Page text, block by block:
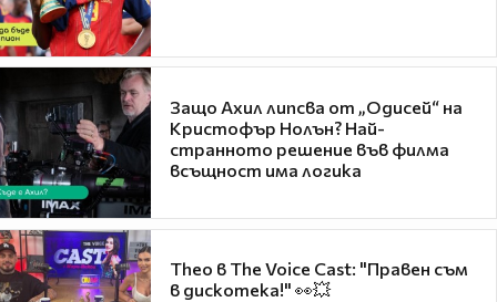
Защо Ахил липсва от „Одисей“ на
Кристофър Нолън? Най-
странното решение във филма
всъщност има логика
Theo в The Voice Cast: "Правен съм
в дискотека!" 👀💥